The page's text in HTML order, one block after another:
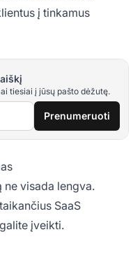
į tinkamus
tiesiai į jūsų pašto dėžutę.
Prenumeruoti
ne visada lengva.
SaaS
įveikti.